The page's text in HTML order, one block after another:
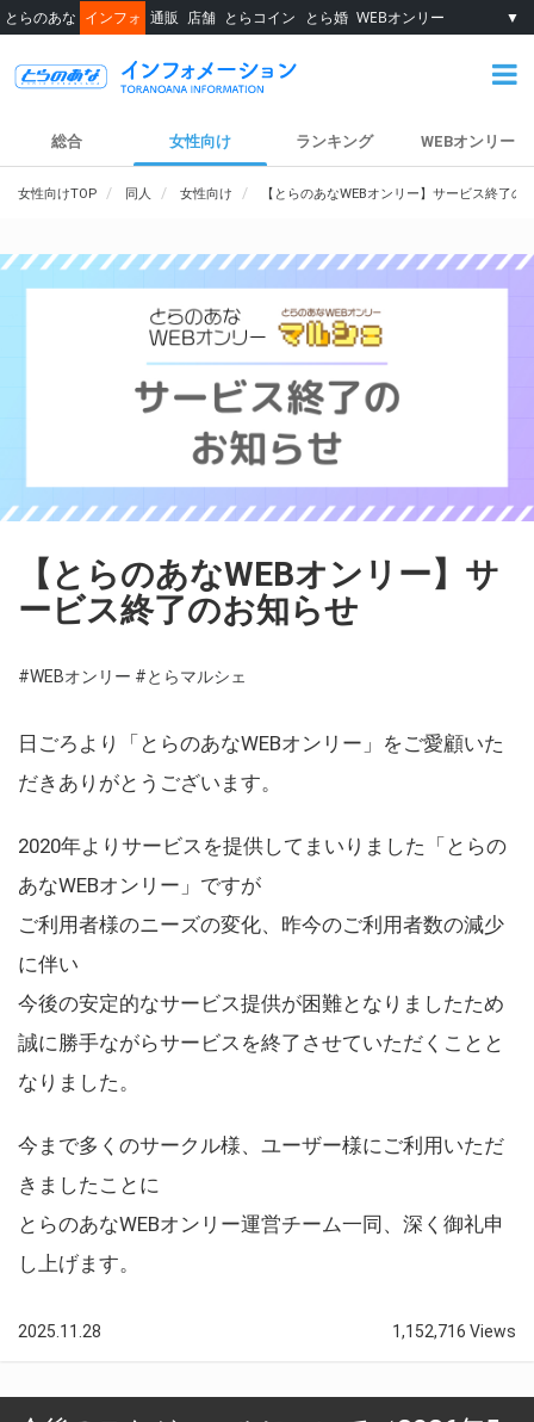
とらのあな インフォ 通販 店舗 とらコイン とら婚 WEBオンリー ▼
総合 女性向け ランキング WEBオンリー
女性向けTOP 同人 女性向け 【とらのあなWEBオンリー】サービス終了の
【とらのあなWEBオンリー】サ
ービス終了のお知らせ
#WEBオンリー #とらマルシェ
日ごろより「とらのあなWEBオンリー」をご愛顧いた
だきありがとうございます。
2020年よりサービスを提供してまいりました「とらの
あなWEBオンリー」ですが
ご利用者様のニーズの変化、昨今のご利用者数の減少
に伴い
今後の安定的なサービス提供が困難となりましたため
誠に勝手ながらサービスを終了させていただくことと
なりました。
今まで多くのサークル様、ユーザー様にご利用いただ
きましたことに
とらのあなWEBオンリー運営チーム一同、深く御礼申
し上げます。
2025.11.28 1,152,716 Views